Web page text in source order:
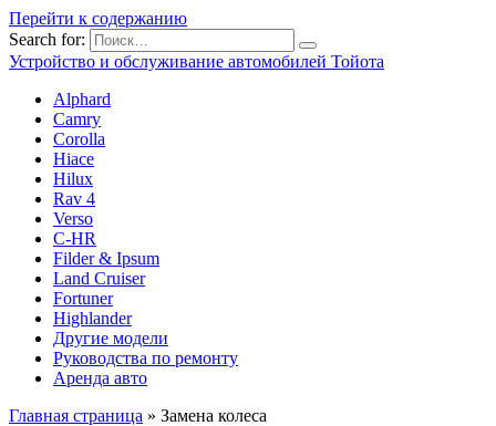
Перейти к содержанию
Search for:
Устройство и обслуживание автомобилей Тойота
Alphard
Camry
Corolla
Hiace
Hilux
Rav 4
Verso
C-HR
Filder & Ipsum
Land Cruiser
Fortuner
Highlander
Другие модели
Руководства по ремонту
Аренда авто
Главная страница » Замена колеса